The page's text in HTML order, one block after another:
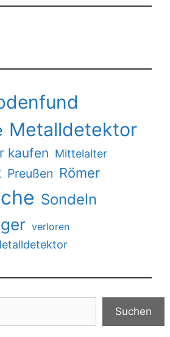
Metalldetektor
kaufen Mittelalter
Preußen Römer
Sondeln
verloren
Suchen